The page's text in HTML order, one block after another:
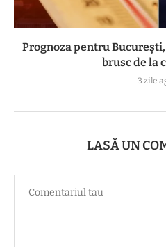
Prognoza pentru
brusc de la
3 zile
LASĂ UN